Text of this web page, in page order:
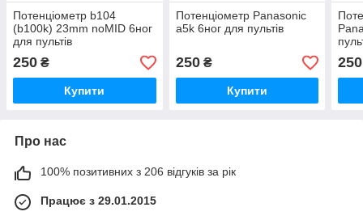
Потенціометр b104
(b100k) 23mm noMID 6ног
для пультів
250 ₴
Купити
Потенціометр Panasonic
a5k 6ног для пультів
250₴
Купити
250
Про нас
100% позитивних з 206 відгуків за рік
Працює з 29.01.2015